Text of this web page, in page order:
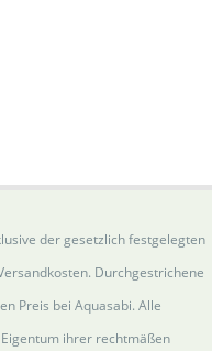
der gesetzlich festgelegten
Durchgestrichene
Preis bei Aquasabi. Alle
ihrer rechtmäßen